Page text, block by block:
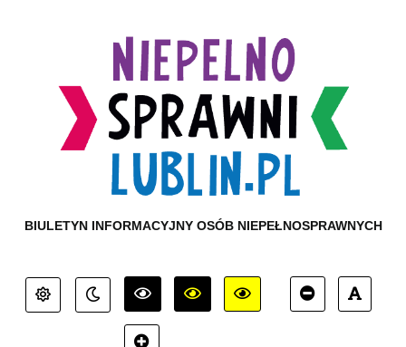
BIULETYN INFORMACYJNY OSÓB NIEPEŁNOSPRAWNYCH